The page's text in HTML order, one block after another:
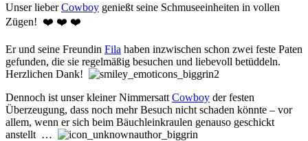
Unser lieberCowboy genießt seine Schmuseeinheiten in vollen
Zügen! ❤️ ❤️ ❤️
Er und seine Freundin Fila haben inzwischen schon zwei feste Paten
gefunden, die sie regelmäßig besuchen und liebevoll betüddeln.
Herzlichen Dank!
Dennoch ist unser kleiner Nimmersatt Cowboy der festen
Überzeugung, dass noch mehr Besuch nicht schaden könnte – vor
allem, wenn er sich beim Bäuchleinkraulen genauso geschickt
anstellt …